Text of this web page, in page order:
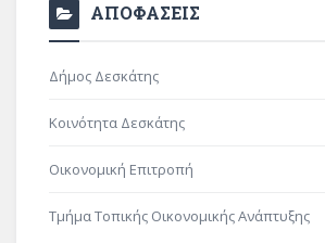
ΑΠΟΦΑΣΕΙΣ
Δήμος Δεσκάτης
Κοινότητα Δεσκάτης
Οικονομική Επιτροπή
Τμήμα Τοπικής Οικονομικής Ανάπτυξης